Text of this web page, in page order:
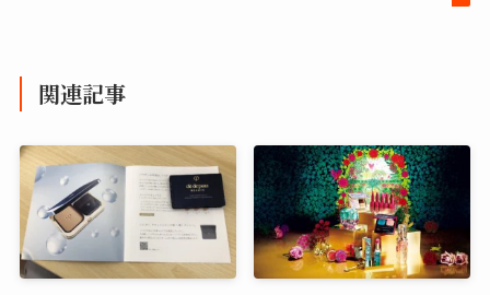
関連記事